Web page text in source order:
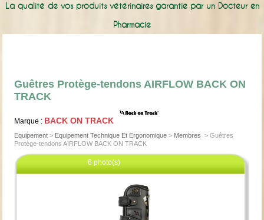
La qualité de vos produits vétérinaires garantie par un Docteur en
Pharmacie
Guêtres Protège-tendons AIRFLOW BACK ON
TRACK
Marque : BACK ON TRACK
Equipement > Equipement Technique Et Ergonomique > Membres > Guêtres
Protège-tendons AIRFLOW BACK ON TRACK
6 photo(s)